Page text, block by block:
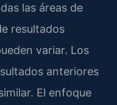
las áreas de
resultados
variar. Los
anteriores
El enfoque